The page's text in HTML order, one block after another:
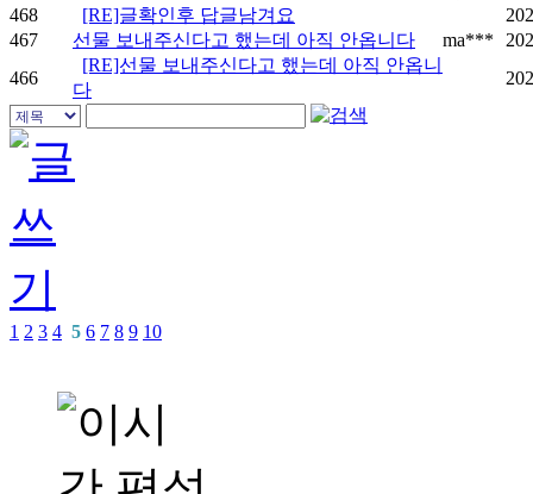
468
[RE]글확인후 답글남겨요
467
선물 보내주신다고 했는데 아직 안옵니다 ma***
466
[RE]선물 보내주신다고 했는데 아직 안옵니
다
1 2 3 4 5 6 7 8 9 10